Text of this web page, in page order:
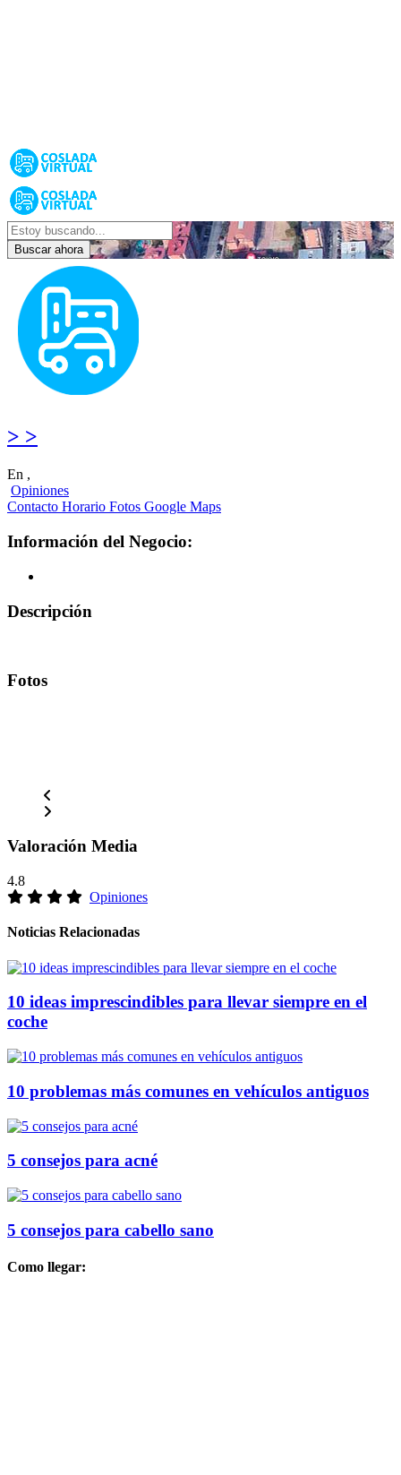
Buscar ahora
> >
En ,
Opiniones
Contacto Horario Fotos Google Maps
Información del Negocio:
Descripción
Fotos
Valoración Media
4.8
Opiniones
Noticias Relacionadas
10 ideas imprescindibles para llevar siempre en el
coche
10 problemas más comunes en vehículos antiguos
5 consejos para acné
5 consejos para cabello sano
Como llegar: